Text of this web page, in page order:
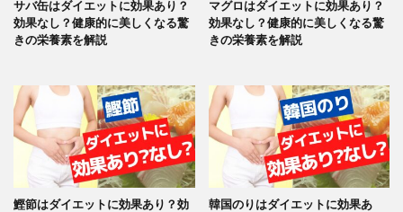
サバ缶はダイエットに効果あり？
効果なし？健康的に美しくなる驚
きの栄養素を解説
マグロはダイエットに効果あり？
効果なし？健康的に美しくなる驚
きの栄養素を解説
鰹節はダイエットに効果あり？効
韓国のりはダイエットに効果あ